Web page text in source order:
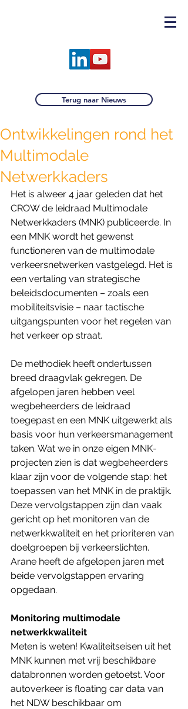
Terug naar Nieuws
Ontwikkelingen rond het
Multimodale
Netwerkkaders
Het is alweer 4 jaar geleden dat het
CROW de leidraad Multimodale
Netwerkkaders (MNK) publiceerde. In
een MNK wordt het gewenst
functioneren van de multimodale
verkeersnetwerken vastgelegd. Het is
een vertaling van strategische
beleidsdocumenten – zoals een
mobiliteitsvisie – naar tactische
uitgangspunten voor het regelen van
het verkeer op straat.
De methodiek heeft ondertussen
breed draagvlak gekregen. De
afgelopen jaren hebben veel
wegbeheerders de leidraad
toegepast en een MNK uitgewerkt als
basis voor hun verkeersmanagement
taken. Wat we in onze eigen MNK-
projecten zien is dat wegbeheerders
klaar zijn voor de volgende stap: het
toepassen van het MNK in de praktijk.
Deze vervolgstappen zijn dan vaak
gericht op het monitoren van de
netwerkkwaliteit en het prioriteren van
doelgroepen bij verkeerslichten.
Arane heeft de afgelopen jaren met
beide vervolgstappen ervaring
opgedaan.
Monitoring multimodale
netwerkkwaliteit
Meten is weten! Kwaliteitseisen uit het
MNK kunnen met vrij beschikbare
databronnen worden getoetst. Voor
autoverkeer is floating car data van
het NDW beschikbaar om